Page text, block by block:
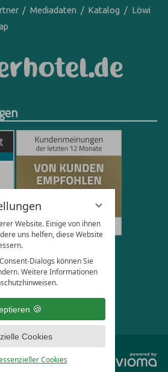
Website. Einige von ihnen
uns helfen, diese Website
Dialogs können Sie
Weitere Informationen
Cookies
Cookies
Mediadaten Katalog
Löwi